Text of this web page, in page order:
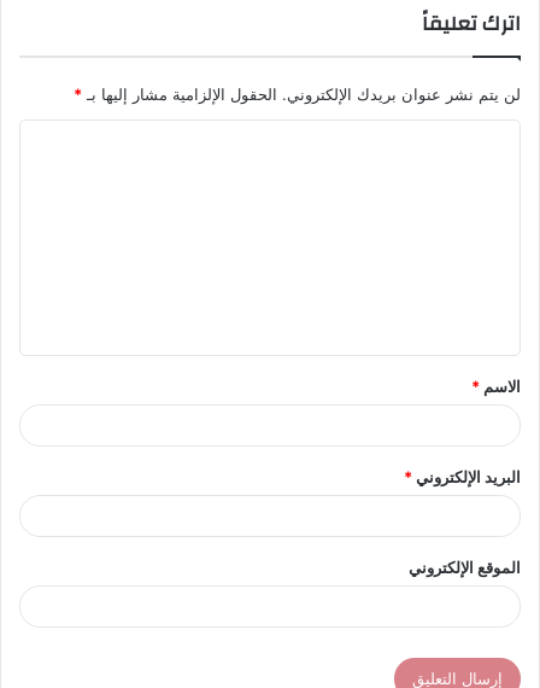
اترك تعليقاً
لن يتم نشر عنوان بريدك الإلكتروني. الحقول الإلزامية مشار إليها بـ *
ق
*
الاسم *
البريد الإلكتروني*
الموقع الإلكتروني